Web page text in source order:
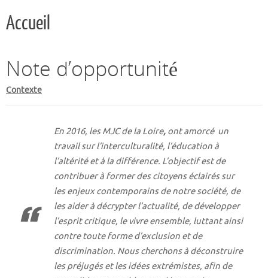
Accueil
Note d’opportunité
Contexte
En 2016, les MJC de la Loire, ont amorcé un
travail sur l’interculturalité, l’éducation à
l’altérité et à la différence. L’objectif est de
contribuer à former des citoyens éclairés sur
les enjeux contemporains de notre société, de
les aider à décrypter l’actualité, de développer
l’esprit critique, le vivre ensemble, luttant ainsi
contre toute forme d’exclusion et de
discrimination. Nous cherchons à déconstruire
les préjugés et les idées extrémistes, afin de